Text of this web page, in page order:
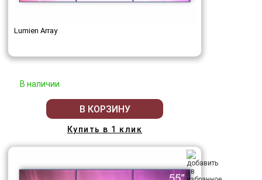
Lumien Array
В наличии
В КОРЗИНУ
Купить в 1 клик